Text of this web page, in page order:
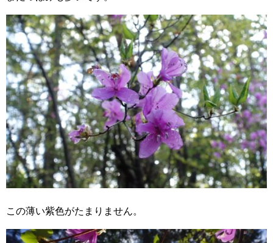
この薄い紫色がたまりません。